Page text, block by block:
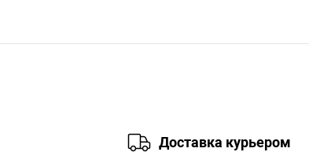
Доставка курьером